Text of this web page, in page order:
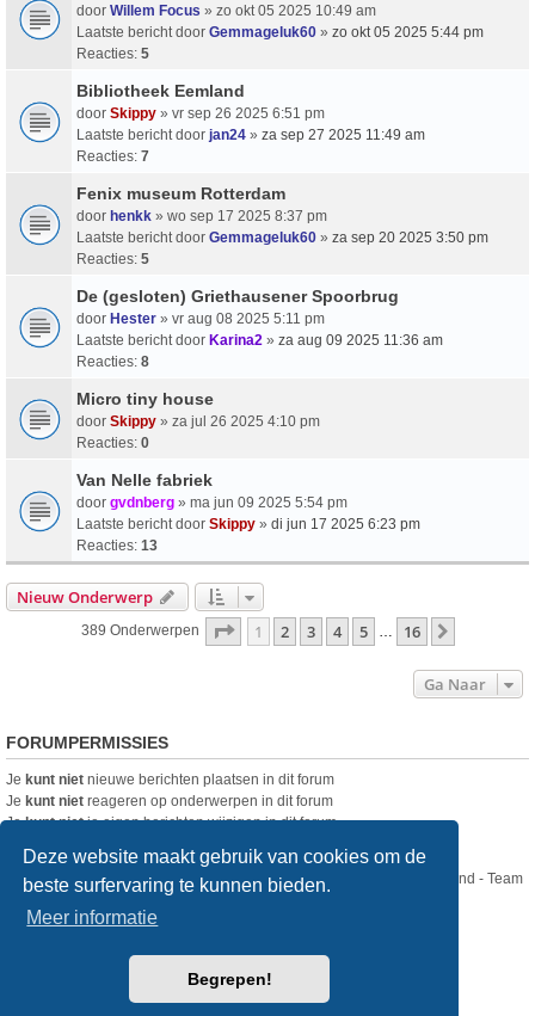
Deze website maakt gebruik van cookies om de
beste surfervaring te kunnen bieden.
Meer informatie
Begrepen!
door Willem Focus » zo okt 05 2025 10:49 am
Laatste bericht door Gemmageluk60 » zo okt 05 2025 5:44 pm
Reacties: 5
Bibliotheek Eemland
door Skippy » vr sep 26 2025 6:51 pm
Laatste bericht door jan24 » za sep 27 2025 11:49 am
Reacties: 7
Fenix museum Rotterdam
door henkk » wo sep 17 2025 8:37 pm
Laatste bericht door Gemmageluk60 » za sep 20 2025 3:50 pm
Reacties: 5
De (gesloten) Griethausener Spoorbrug
door Hester » vr aug 08 2025 5:11 pm
Laatste bericht door Karina2 » za aug 09 2025 11:36 am
Reacties: 8
Micro tiny house
door Skippy » za jul 26 2025 4:10 pm
Reacties: 0
Van Nelle fabriek
door gvdnberg » ma jun 09 2025 5:54 pm
Laatste bericht door Skippy » di jun 17 2025 6:23 pm
Reacties: 13
Nieuw Onderwerp
389 Onderwerpen Pagina Van16
1 2 3 4 5 16
Ga Naar
FORUMPERMISSIES
Je kunt niet nieuwe berichten plaatsen in dit forum
Je kunt niet reageren op onderwerpen in dit forum
Jekunt nietje eigen berichten wijzigen in dit forum
Nikon Club Nederland - Team
Forum
Copyright © Nikon Club Nederland 2023
® Forum Software © phpBB Limited
created by INVENTEA & v12mike